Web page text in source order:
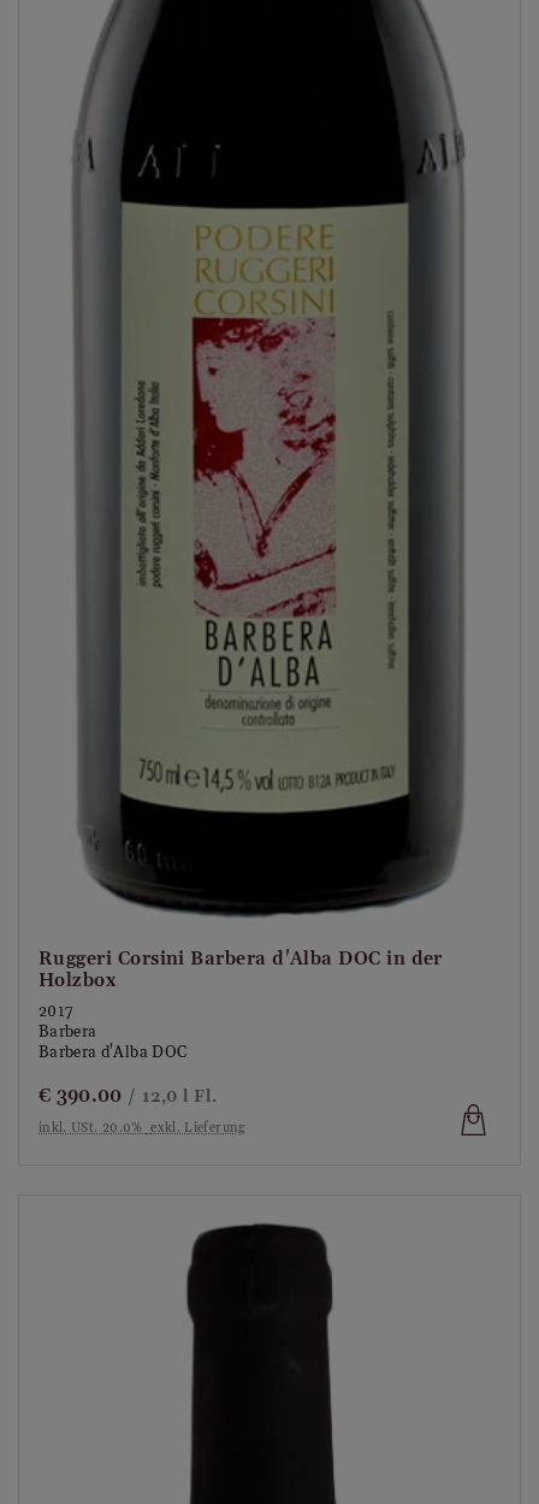
Ruggeri Corsini Barbera d'Alba DOC in der
Holzbox
2017
Barbera
Barbera d'Alba DOC
€ 390.00 / 12,0 l Fl.
inkl. USt. 20.0% exkl. Lieferung